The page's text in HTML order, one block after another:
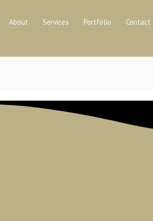
About Services Portfolio Contact